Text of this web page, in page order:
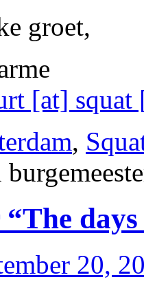
groet,
[at]
,
20,